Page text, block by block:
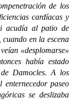
de los
cardíacas y
acudía al patio de
en la escena
«desplomarse»
había estado
de Damocles. A los
enternecedor paseo
se deslizaba